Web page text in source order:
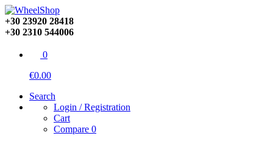
+30 23920 28418
+30 2310 544006
0
€0.00
Search
Login / Registration
Cart
Compare 0